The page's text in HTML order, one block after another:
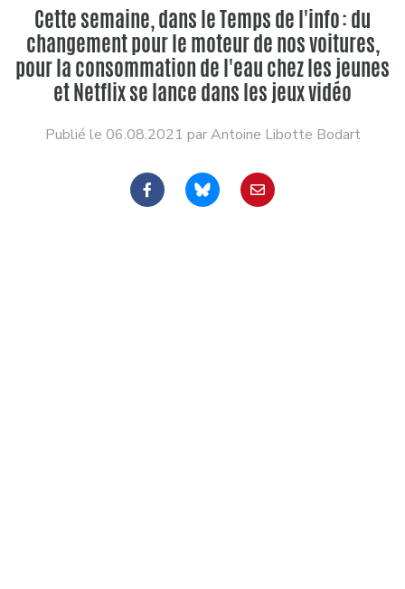
Cette semaine, dans le Temps de l'info : du
changement pour le moteur de nos voitures,
pour la consommation de l'eau chez les jeunes
et Netflix se lance dans les jeux vidéo
Publié le 06.08.2021 par Antoine Libotte Bodart